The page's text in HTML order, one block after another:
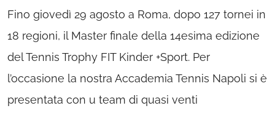
Fino giovedì 29 agosto a Roma, dopo 127 tornei in
18 regioni, il Master finale della 14esima edizione
del Tennis Trophy FIT Kinder +Sport. Per
l’occasione la nostra Accademia Tennis Napoli si è
presentata con u team di quasi venti